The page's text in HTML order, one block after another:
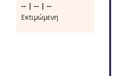
-- | -- | --
Eκτιμώμενη